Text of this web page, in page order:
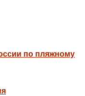
по пляжному